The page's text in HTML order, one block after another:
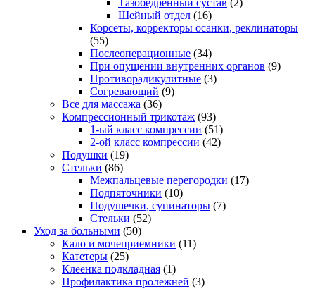
Тазобедренный сустав (2)
Шейный отдел (16)
Корсеты, корректоры осанки, реклинаторы
(55)
Послеоперационные (34)
При опущении внутренних органов (9)
Противорадикулитные (3)
Согревающий (9)
Все для массажа (36)
Компрессионный трикотаж (93)
1-ый класс компрессии (51)
2-ой класс компрессии (42)
Подушки (19)
Стельки (86)
Межпальцевые перегородки (17)
Подпяточники (10)
Подушечки, супинаторы (7)
Стельки (52)
Уход за больными (50)
Кало и мочеприемники (11)
Катетеры (25)
Клеенка подкладная (1)
Профилактика пролежней (3)